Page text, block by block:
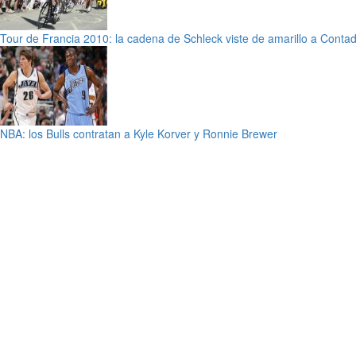
Tour de Francia 2010: la cadena de Schleck viste de amarillo a
NBA: los Bulls contratan a Kyle Korver y Ronnie Brewer